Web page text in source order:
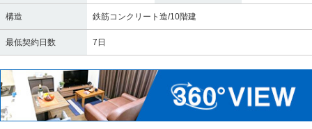
構造 鉄筋コンクリート造/10階建
最低契約日数 7日